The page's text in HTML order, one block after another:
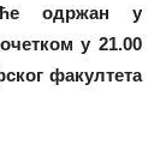
одржан у
у 21.00
факултета